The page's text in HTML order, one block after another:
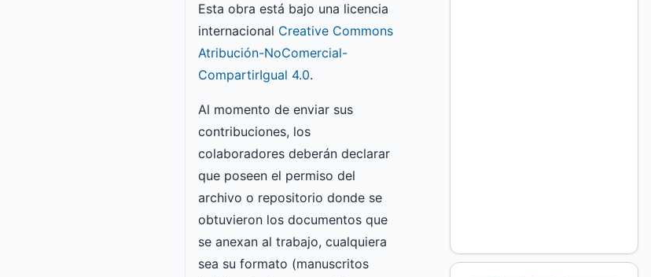
Esta obra está bajo una licencia
internacional Creative Commons
Atribución-NoComercial-
CompartirIgual 4.0.
Al momento de enviar sus
contribuciones, los
colaboradores deberán declarar
que poseen el permiso del
archivo o repositorio donde se
obtuvieron los documentos que
se anexan al trabajo, cualquiera
sea su formato (manuscritos